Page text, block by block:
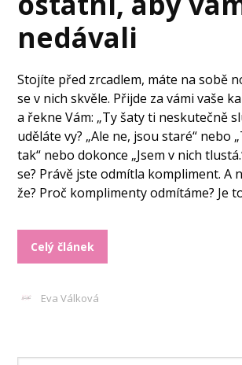
nedávali
Stojíte před zrcadlem, máte na sobě
se v nich skvěle. Přijde za vámi vaše
a řekne Vám: „Ty šaty ti neskutečně
uděláte vy? „Ale ne, jsou staré“ nebo
tak“ nebo dokonce „Jsem v nich
se? Právě jste odmítla kompliment. A
že? Proč komplimenty odmítáme? Je
Celý článek
Eva Válková